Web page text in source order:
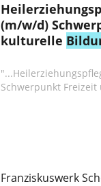
(m/w/d)
kulturelle
Schwerpunkt
Franziskuswerk